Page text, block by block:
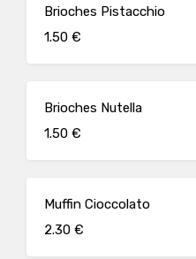
Brioches Pistacchio
1.50 €
Brioches Nutella
1.50 €
Muffin Cioccolato
2.30 €